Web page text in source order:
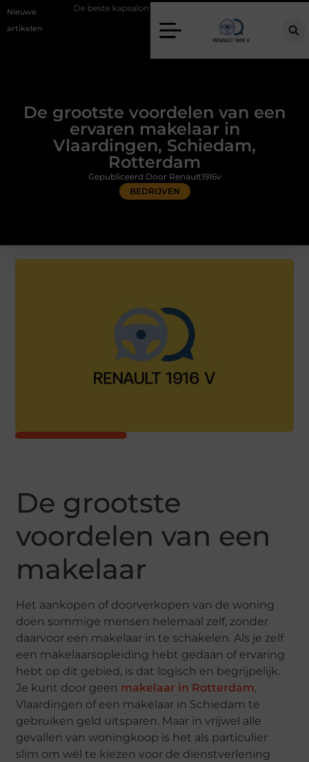
Nieuwe
artikelen
beste kapsalon in Arnhem: meer dan alleen een knipbeurt
De grootste voordelen van een
ervaren makelaar in
Vlaardingen, Schiedam,
Rotterdam
BEDRIJVEN
Gepubliceerd Door Renault1916v
De grootste
voordelen van een
makelaar
Het aankopen of doorverkopen van de woning
doen sommige mensen helemaal zelf, zonder
daarvoor een makelaar in te schakelen. Als je zelf
een makelaarsopleiding hebt gedaan of ervaring
hebt op dit gebied, is dat logisch en begrijpelijk.
Je kunt door geen makelaar in Rotterdam,
Vlaardingen of een makelaar in Schiedam te
gebruiken geld uitsparen. Maar in vrijwel alle
gevallen van woningkoop is het als particulier
slim om wél te kiezen voor de dienstverlening